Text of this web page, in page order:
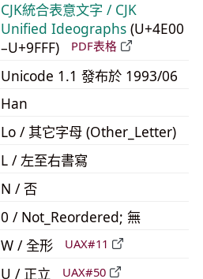
CJK統合表意文字 / CJK
Unified Ideographs (U+4E00
–U+9FFF)
PDF表格
Unicode 1.1 發布於 1993/06
Han
Lo / 其它字母 (Other_Letter)
L / 左至右書寫
N / 否
0 / Not_Reordered; 無
W / 全形 UAX#11
U / 正立 UAX#50